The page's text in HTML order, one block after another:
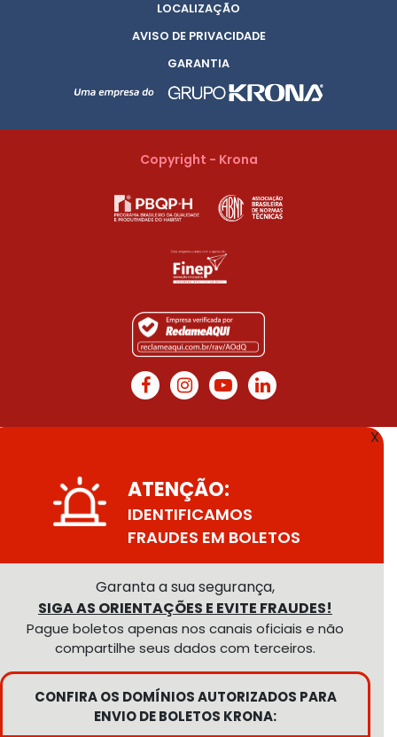
LOCALIZAÇÃO
AVISO DE PRIVACIDADE
GARANTIA
Copyright - Krona
X
ATENÇÃO:
IDENTIFICAMOS
FRAUDES EM BOLETOS
Garanta a sua segurança,
SIGA AS ORIENTAÇÕES E EVITE FRAUDES!
Pague boletos apenas nos canais oficiais e não
compartilhe seus dados com terceiros.
CONFIRA OS DOMÍNIOS AUTORIZADOS PARA
ENVIO DE BOLETOS KRONA: